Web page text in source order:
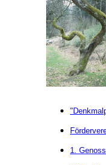
1.